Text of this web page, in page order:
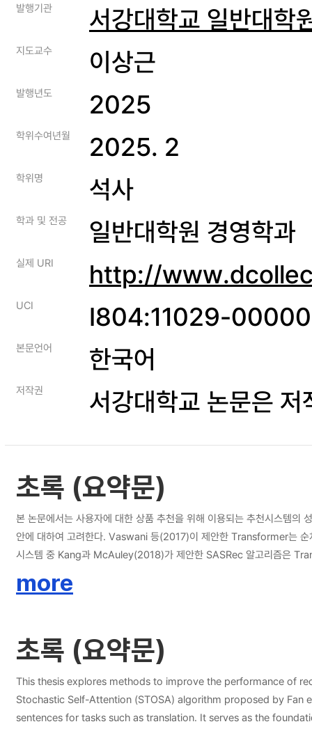
발행기관
서강대학교 일반대학
지도교수 이상근
발행년도 2025
학위수여년월 2025. 2
학위명 석사
학과 및 전공 일반대학원 경영학과
실제 URI http://
UCI I804:11029-
본문언어 한국어
저작권 서강대학교 논문은
초록 (요약문)
본 논문에서는 사용자에 대한 상품 추천을 위해 이용되는 추천시스템
안에 대하여 고려한다. Vaswani 등(2017)이 제안한 Transformer는 순
시스템 중 Kang과 McAuley(2018)가 제안한 SASRec 알고리즘은
위하여 Wasserstein 거리 (WS 거리)를 이용하였다. 본 논문에서는
결과를 보였다. 본 연구에서는 STOSA_KL의 성능의 우월성을 이론적으로 밝히지는 못하였다. 향후 확률적 임베딩을 사용한 심층신경망에서 확률적 거리 계산 방법에 따른 성능 변화에 대한 깊이 있는 연구가 추가적으로 필요할 것으로 보
인다.
more
초록 (요약문)
This thesis explores methods to improve the performance of
Stochastic Self-Attention (STOSA) algorithm proposed by Fan et al. (2022). The Transformer, introduced by Vaswani et al. (2017), is a deep neural network designed to
sentences for tasks such as translation. It serves as the